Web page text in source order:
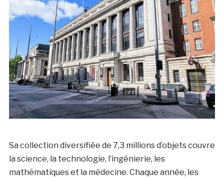
Sa collection diversifiée de 7,3 millions d’objets couvre
la science, la technologie, l’ingénierie, les
mathématiques et la médecine. Chaque année, les